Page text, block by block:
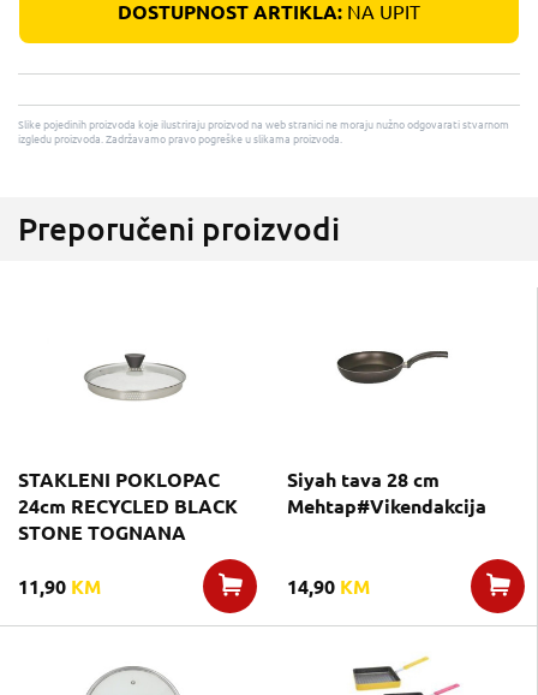
DOSTUPNOST ARTIKLA: NA UPIT
Slike pojedinih proizvoda koje ilustriraju proizvod na web stranici ne moraju nužno odgovarati stvarnom
izgledu proizvoda. Zadržavamo pravo pogreške u slikama proizvoda.
Preporučeni proizvodi
STAKLENI POKLOPAC
24cm RECYCLED BLACK
STONE TOGNANA
11,90 KM
Siyah tava 28 cm
Mehtap#Vikendakcija
14,90 KM